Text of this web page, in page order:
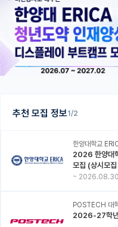
추천 모집 정보1/2
한양대학교
2026 한양대
모집 (상시모
~ 2026.08.30
POSTECH 대
2026-27학년